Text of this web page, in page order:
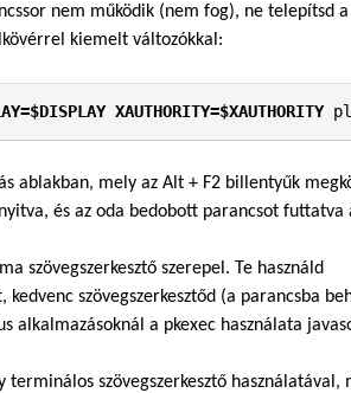
nem működik (nem fog), ne telepítsd
kiemelt változókkal:
XAUTHORITY=$XAUTHORITY
ablakban, mely az Alt + F2 billentyűk
és az oda bedobott parancsot futtatva
szerepel. Te használd
szövegszerkesztőd (a parancsba
a pkexec használata
szövegszerkesztő használatával,